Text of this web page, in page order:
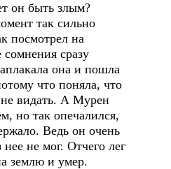
он быть злым?
так сильно
посмотрел на
сразу
она и пошла
что поняла, что
не видать. А Мурен
но так опечалился,
Ведь он очень
не мог. Отчего лег
землю и умер.